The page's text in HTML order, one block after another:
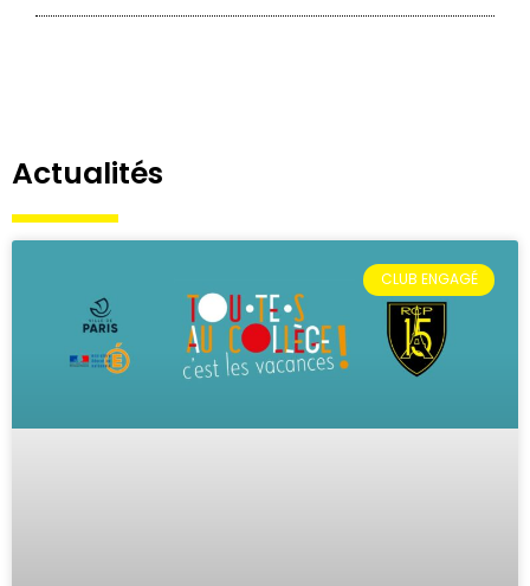
Actualités
CLUB ENGAGÉ